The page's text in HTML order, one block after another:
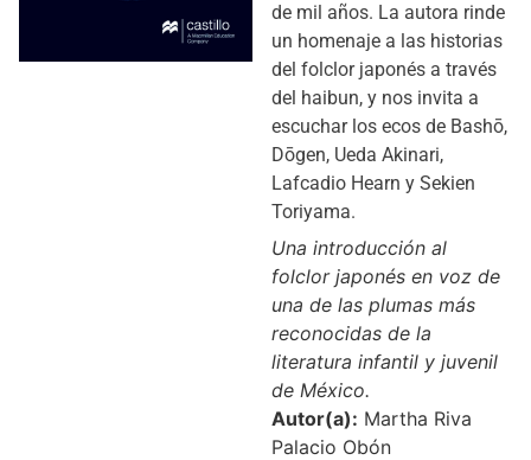
de mil años. La autora rinde
un homenaje a las historias
del folclor japonés a través
del haibun, y nos invita a
escuchar los ecos de Bashō,
Dōgen, Ueda Akinari,
Lafcadio Hearn y Sekien
Toriyama.
Una introducción al
folclor japonés en voz de
una de las plumas más
reconocidas de la
literatura infantil y juvenil
de México.
Autor(a): Martha Riva
Palacio Obón